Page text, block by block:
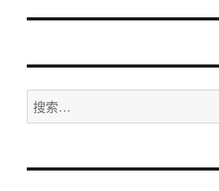
章：
搜
索：